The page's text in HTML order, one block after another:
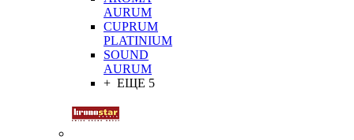
AURUM
CUPRUM
PLATINIUM
SOUND
AURUM
+ ЕЩЕ 5